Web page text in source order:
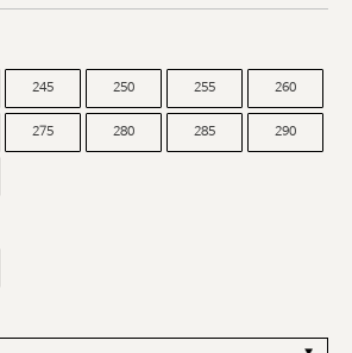
245 250 255 260
275 280 285 290